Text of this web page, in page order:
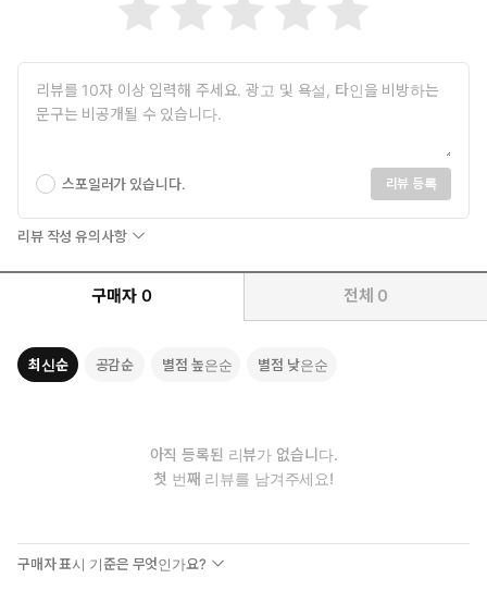
스포일러가 있습니다. 리뷰 등록
리뷰 작성 유의사항
구매자 0 전체 0
최신순 공감순 별점 높은순 별점 낮은순
아직 등록된 리뷰가 없습니다.
첫 번째 리뷰를 남겨주세요!
구매자 표시 기준은 무엇인가요?